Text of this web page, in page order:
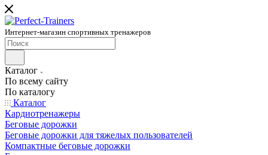
Интернет-магазин спортивных тренажеров
Каталог
По всему сайту
По каталогу
Каталог
Кардиотренажеры
Беговые дорожки
Беговые дорожки для тяжелых пользователей
Компактные беговые дорожки